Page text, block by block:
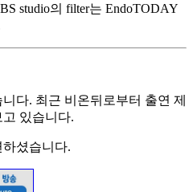
studio의 filter는 EndoTODAY
다. 최근 비온뒤로부터 출연 제
있습니다.
셨습니다.